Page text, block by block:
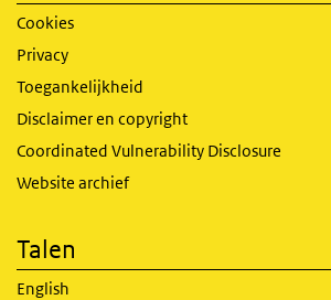
Cookies
Privacy
Toegankelijkheid
Disclaimer en copyright
Coordinated Vulnerability Disclosure
Website archief
Talen
English